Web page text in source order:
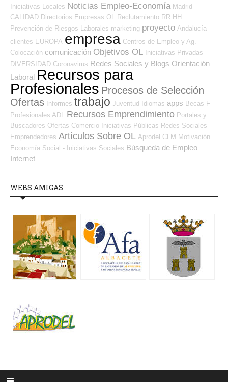
Iniciativas Locales Noticias Empleo-Economía Madrid
CALIDAD Directorios Empresas OL
Reclutamiento RR.HH.
Prevención de Riesgos Laborales marketing proyecto Andalucía
clientes EUROPA empresa Centros de Empleo y Ag.
Colocación comunicación Objetivos OL Iniciativas Privadas
DIVERSIDAD Coronavirus Redes Sociales y Blogs Orientación
Laboral Recursos para
Profesionales Procesos de Selección
Ofertas Informes trabajo Juventud Idiomas apps Becas F
Profesionales ADL
Recursos Emprendimiento Portales y
Buscadores Ofertas Comercio Iniciativas Públicas Redes Sociales
Emprendedores Artículos Sobre OL Aprodel CLM Motivación
Economía Social - Iniciativas Sociales Búsqueda de Empleo
Internet
WEBS AMIGAS